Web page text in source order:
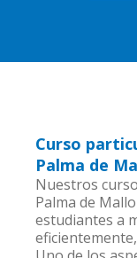
Curso
Palma de
Nuestros
Palma de
estudiantes a